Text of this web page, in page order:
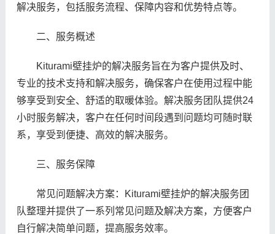
解决服务，包括服务流程、保障内容和优势特点等。
二、服务概述
Kiturami壁挂炉的解决服务旨在为客户提供及时、
专业的技术支持和解决服务，确保客户在使用过程中能
够享受到安全、舒适的取暖体验。解决服务团队提供24
小时服务解决，客户在任何时间段遇到问题均可随时联
系，享受到便捷、高效的解决服务。
三、服务保障
常见问题解决方案：Kiturami壁挂炉的解决服务团
队整理并提供了一系列常见问题及解决方案，方便客户
自行解决简单问题，提高服务效率。